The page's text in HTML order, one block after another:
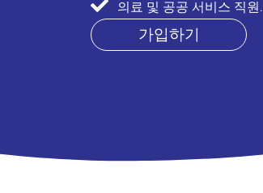
의료 및 공공 서비스 직원.
가입하기